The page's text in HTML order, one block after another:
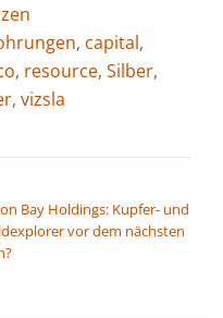
, capital,
, resource, Silber,
, vizsla
Bay Holdings: Kupfer- und
vor dem nächsten